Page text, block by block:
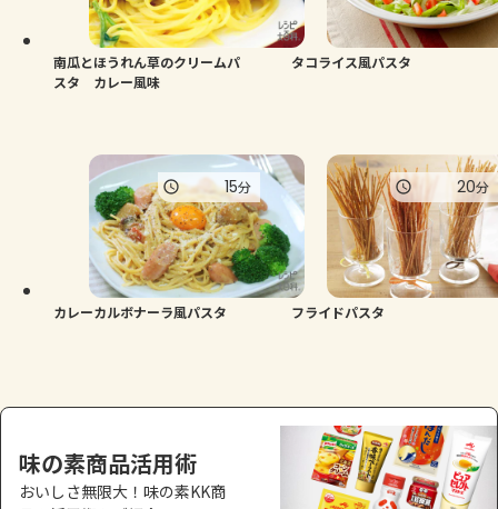
南瓜とほうれん草のクリームパ
スタ カレー風味
タコライス風パスタ
カレーカルボナーラ風パスタ
15分
フライドパスタ
20分
味の素商品活用術
おいしさ無限大！味の素KK商